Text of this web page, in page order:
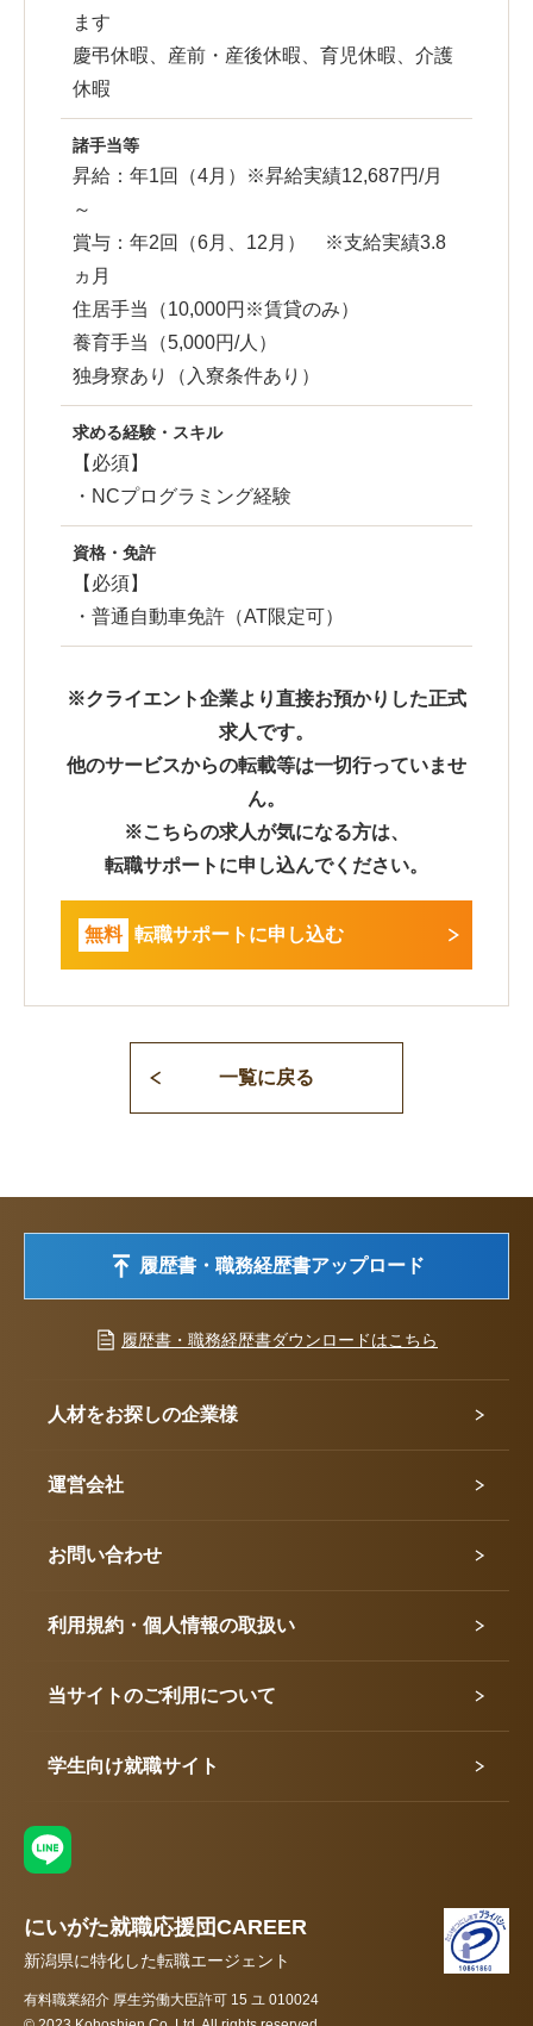
ます
慶弔休暇、産前・産後休暇、育児休暇、介護
休暇
諸手当等
昇給：年1回（4月）※昇給実績12,687円/月
～
賞与：年2回（6月、12月） ※支給実績3.8
ヵ月
住居手当（10,000円※賃貸のみ）
養育手当（5,000円/人）
独身寮あり（入寮条件あり）
求める経験・スキル
【必須】
・NCプログラミング経験
資格・免許
【必須】
・普通自動車免許（AT限定可）
※クライエント企業より直接お預かりした正式
求人です。
他のサービスからの転載等は一切行っていませ
ん。
※こちらの求人が気になる方は、
転職サポートに申し込んでください。
無料 転職サポートに申し込む
一覧に戻る
履歴書・職務経歴書アップロード
履歴書・職務経歴書ダウンロードはこちら
人材をお探しの企業様
運営会社
お問い合わせ
利用規約・個人情報の取扱い
当サイトのご利用について
学生向け就職サイト
にいがた就職応援団CAREER
新潟県に特化した転職エージェント
有料職業紹介 厚生労働大臣許可 15 ユ 010024